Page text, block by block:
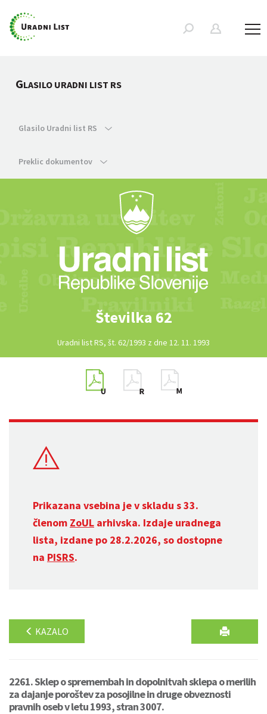
GLASILO URADNI LIST RS
Glasilo Uradni list RS
Preklic dokumentov
Številka 62
Uradni list RS, št. 62/1993 z dne 12. 11. 1993
Prikazana vsebina je v skladu s 33.
členom ZoUL arhivska. Izdaje uradnega
lista, izdane po 28.2.2026, so dostopne
na PISRS.
KAZALO
2261. Sklep o spremembah in dopolnitvah sklepa o merilih
za dajanje poroštev za posojilne in druge obveznosti
pravnih oseb v letu 1993, stran 3007.